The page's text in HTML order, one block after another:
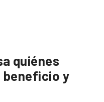
quiénes
beneficio y